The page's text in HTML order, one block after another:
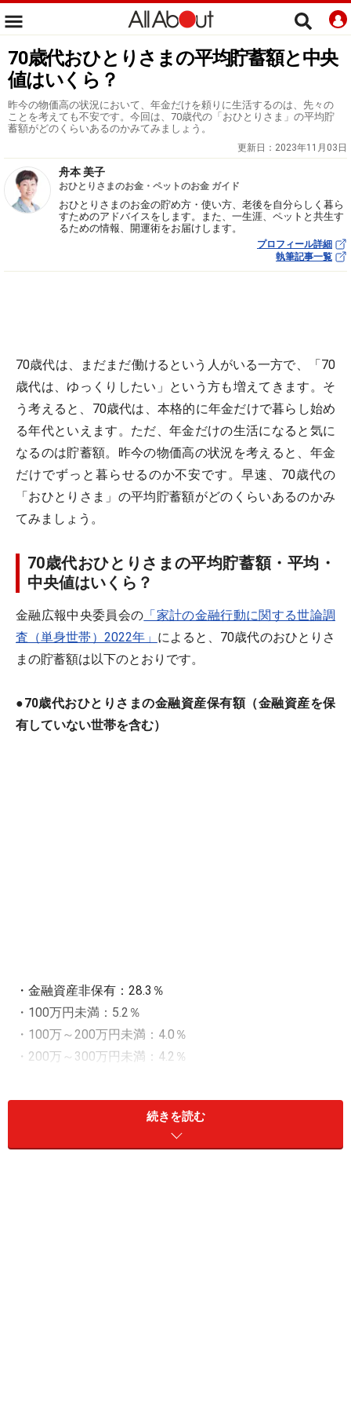
70歳代おひとりさまの平均貯蓄額と中央
値はいくら？
昨今の物価高の状況において、年金だけを頼りに生活するのは、先々の
ことを考えても不安です。今回は、70歳代の「おひとりさま」の平均貯
蓄額がどのくらいあるのかみてみましょう。
更新日： 2023年11月03日
舟本 美子
おひとりさまのお金・ペットのお金 ガイド
おひとりさまのお金の貯め方・使い方、老後を自分らしく暮ら
すためのアドバイスをします。また、一生涯、ペットと共生す
るための情報、開運術をお届けします。
プロフィール詳細
執筆記事一覧
70歳代は、まだまだ働けるという人がいる一方で、「70
歳代は、ゆっくりしたい」という方も増えてきます。そ
う考えると、70歳代は、本格的に年金だけで暮らし始め
る年代といえます。ただ、年金だけの生活になると気に
なるのは貯蓄額。昨今の物価高の状況を考えると、年金
だけでずっと暮らせるのか不安です。早速、70歳代の
「おひとりさま」の平均貯蓄額がどのくらいあるのかみ
てみましょう。
70歳代おひとりさまの平均貯蓄額・平均・
中央値はいくら？
金融広報中央委員会の 「家計の金融行動に関する世論調
査（単身世帯）2022年」 によると、70歳代のおひとりさ
まの貯蓄額は以下のとおりです。
●70歳代おひとりさまの金融資産保有額（金融資産を保
有していない世帯を含む）
・金融資産非保有：28.3％
・100万円未満：5.2％
・100万～200万円未満：4.0％
・200万～300万円未満：4.2％
・400万～500万円未満：3.0％
・500万～700万円未満：8.8％
・700万～1000万円未満：4.8％
続きを読む